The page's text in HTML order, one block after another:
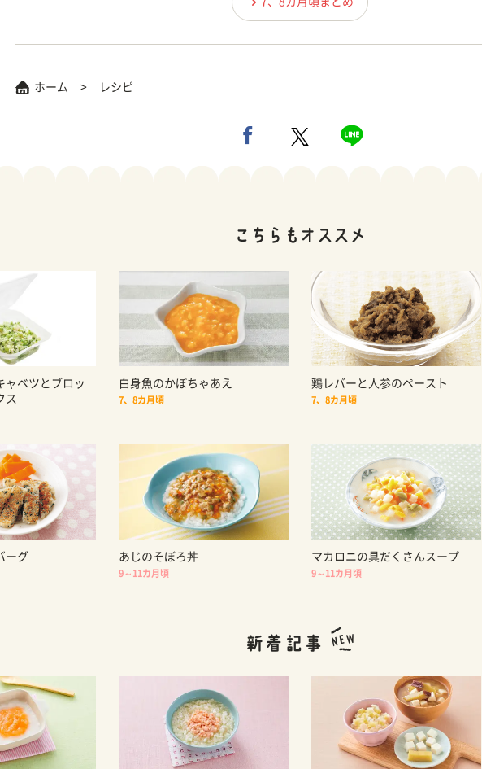
ホーム レシピ
ャベツとブロッ
ス
白身魚のかぼちゃあえ
7、8カ月頃
鶏レバーと人参のペースト
7、8カ月頃
ーグ あじのそぼろ丼
9～11カ月頃
マカロニの具だくさんスープ
9～11カ月頃